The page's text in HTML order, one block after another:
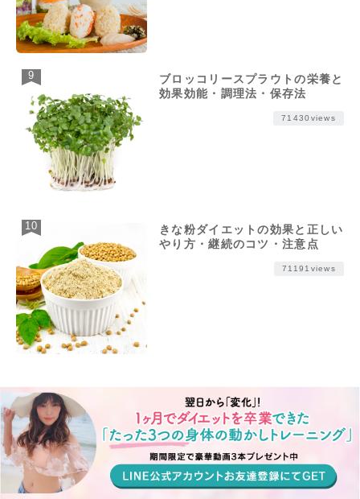
ブロッコリースプラウトの栄養と
効果効能・調理法・保存法
71430views
きな粉ダイエットの効果と正しい
やり方・継続のコツ・注意点
71191views
人気キーワード
コラーゲン 乳酸菌 調理法 摂取目安量
ヒアルロン酸 ビタミン 保存法